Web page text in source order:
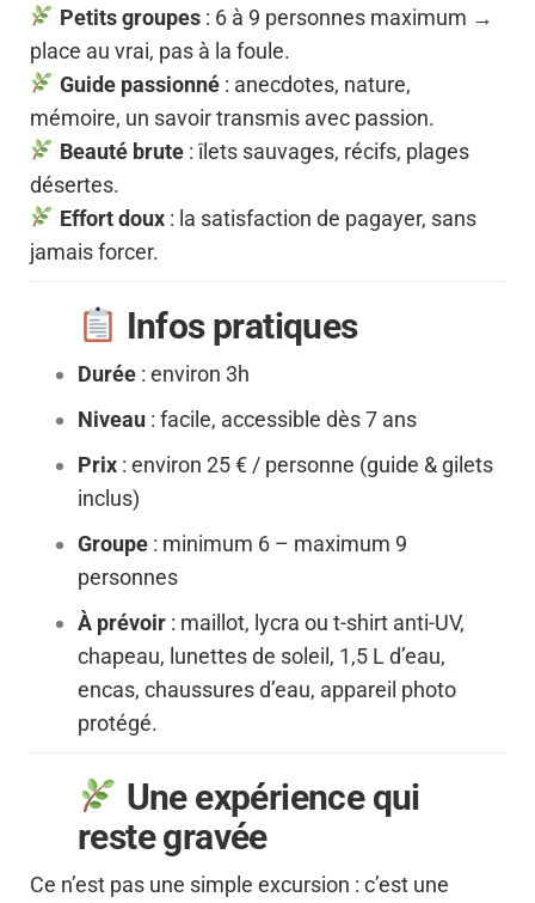
Petits groupes: 6 à 9 personnes maximum →
place au vrai, pas à la foule.
Guide passionné: anecdotes, nature,
mémoire, un savoir transmis avec passion.
Beauté brute: îlets sauvages, récifs, plages
désertes.
Effort doux: la satisfaction de pagayer, sans
jamais forcer.
Infos pratiques
Durée : environ 3h
Niveau : facile, accessible dès 7 ans
Prix : environ 25 € / personne (guide & gilets
inclus)
Groupe : minimum 6 – maximum 9
personnes
À prévoir : maillot, lycra ou t-shirt anti-UV,
chapeau, lunettes de soleil, 1,5 L d’eau,
encas, chaussures d’eau, appareil photo
protégé.
Une expérience qui
reste gravée
Ce n’est pas une simple excursion : c’est une